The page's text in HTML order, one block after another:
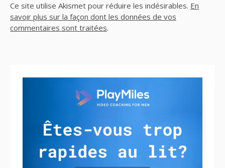
Ce site utilise Akismet pour réduire les indésirables. En
savoir plus sur la façon dont les données de vos
commentaires sont traitées.